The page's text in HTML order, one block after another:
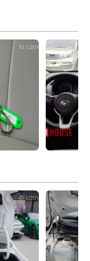
1.4
6300
G4LC
132
95
70
Алюминий
NEDC (л) 5.5
Автомат